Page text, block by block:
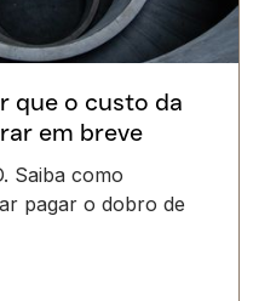
que o custo da
em breve
Saiba como
pagar o dobro de